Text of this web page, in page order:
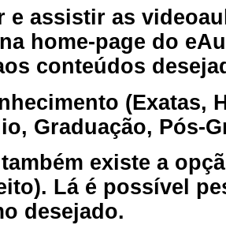
e assistir as
home-page do
conteúdos
(Exatas,
Graduação, Pós-
existe a
Lá é possível
desejado.